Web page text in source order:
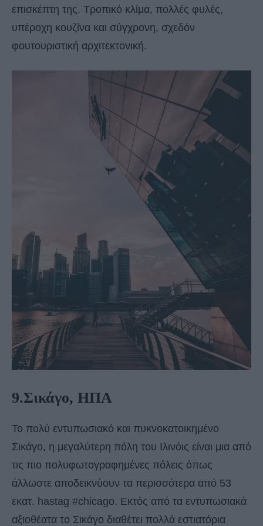
επισκέπτη της. Τροπικό κλίμα, πολλές φυλές,
υπέροχη κουζίνα και σύγχρονη, σχεδόν
φουτουριστική αρχιτεκτονική.
9.Σικάγο, ΗΠΑ
Το πολύ εντυπωσιακό και πυκνοκατοικημένο
Σικάγο, η μεγαλύτερη πόλη του Ιλινόις είναι μια από
τις πιο πολυφωτογραφημένες πόλεις όπως
άλλωστε αποδεικνύουν τα περισσότερα από 53
εκατ. hastag #chicago. Εκτός από τα εντυπωσιακά
αξιοθέατα το Σικάγο διαθέτει πολλά εστιατόρια